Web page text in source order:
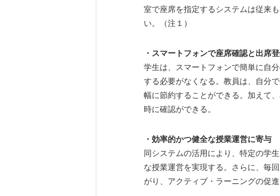
室で座席を指定するシステムは従来
い。（注１）
・スマートフォンで座席確認と出席
学生は、スマートフォンで簡単に自
する必要がなくなる。教員は、自分
幅に節約することができる。加えて
時に確認ができる。
・効率的かつ健全な授業運営に寄与
同システムの活用により、特定の学
な授業運営を実現する。さらに、毎
がり、アクティブ・ラーニングの促進